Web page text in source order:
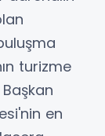
turizme
en